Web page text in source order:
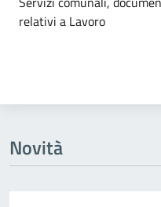
Dettagli
relativi a Lavoro
Novità